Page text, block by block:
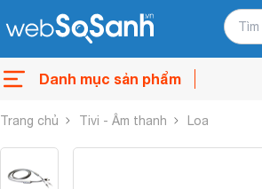
Danh mục sản phẩm
Trang chủ Tivi - Âm thanh Loa